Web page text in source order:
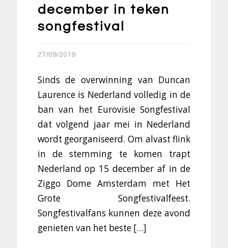
december in teken
songfestival
27/09/2019
Sinds de overwinning van Duncan
Laurence is Nederland volledig in de
ban van het Eurovisie Songfestival
dat volgend jaar mei in Nederland
wordt georganiseerd. Om alvast flink
in de stemming te komen trapt
Nederland op 15 december af in de
Ziggo Dome Amsterdam met Het
Grote Songfestivalfeest.
Songfestivalfans kunnen deze avond
genieten van het beste […]